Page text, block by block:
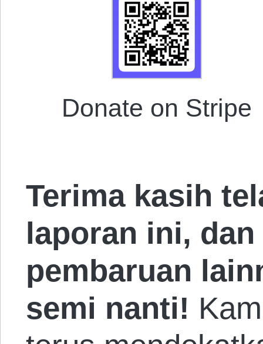
Donate on Stripe
Terima kasih
laporan ini,
pembaruan
semi nanti!